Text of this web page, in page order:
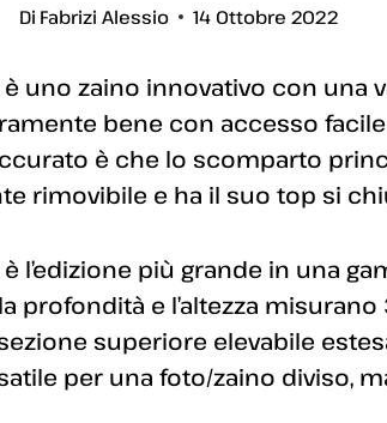
Di Fabrizi Alessio 14 Ottobre 2022
è uno zaino innovativo con una
bene con accesso
è che lo scomparto
rimovibile e ha il suo top si
è l’edizione più grande in una
profondità e l’altezza
superiore elevabile
per una foto/zaino diviso,